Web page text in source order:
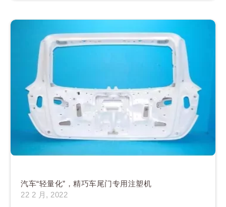
汽车“轻量化”，精巧车尾门专用注塑机
22 2 月, 2022